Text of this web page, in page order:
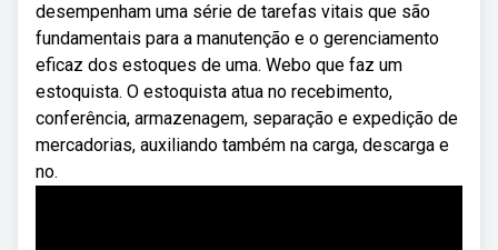
desempenham uma série de tarefas vitais que são
fundamentais para a manutenção e o gerenciamento
eficaz dos estoques de uma. Webo que faz um
estoquista. O estoquista atua no recebimento,
conferência, armazenagem, separação e expedição de
mercadorias, auxiliando também na carga, descarga e
no.